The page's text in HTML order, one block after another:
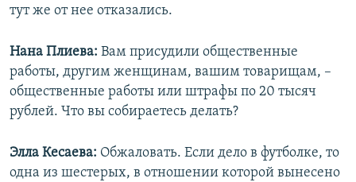
тут же от нее отказались.
Нана Плиева: Вам присудили общественные
работы, другим женщинам, вашим товарищам, –
общественные работы или штрафы по 20 тысяч
рублей. Что вы собираетесь делать?
Элла Кесаева: Обжаловать. Если дело в футболке, то
одна из шестерых, в отношении которой вынесено